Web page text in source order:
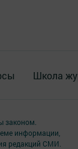
Школа
законом.
информации,
редакций СМИ.